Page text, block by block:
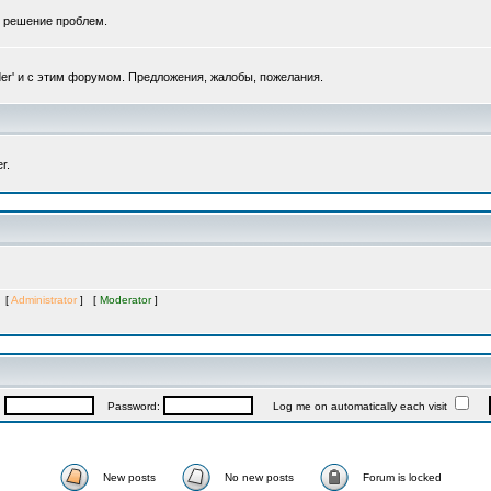
проблем.
и с этим форумом. Предложения, жалобы, пожелания.
[Administrator ] [ Moderator]
Password: Log me on automatically each visit
New posts No new posts Forum is locked